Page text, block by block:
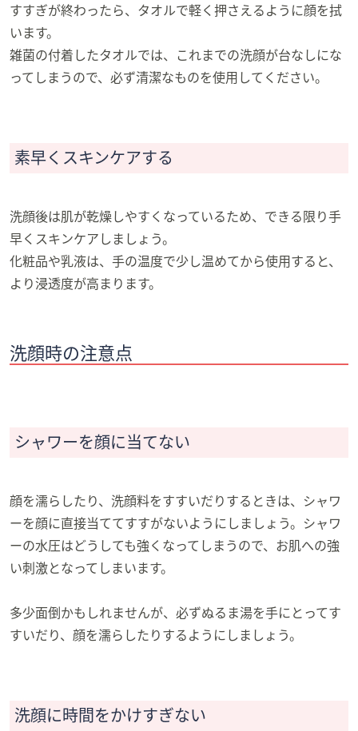
すすぎが終わったら、タオルで軽く押さえるように顔を拭
います。
雑菌の付着したタオルでは、これまでの洗顔が台なしにな
ってしまうので、必ず清潔なものを使用してください。
素早くスキンケアする
洗顔後は肌が乾燥しやすくなっているため、できる限り手
早くスキンケアしましょう。
化粧品や乳液は、手の温度で少し温めてから使用すると、
より浸透度が高まります。
洗顔時の注意点
シャワーを顔に当てない
顔を濡らしたり、洗顔料をすすいだりするときは、シャワ
ーを顔に直接当ててすすがないようにしましょう。シャワ
ーの水圧はどうしても強くなってしまうので、お肌への強
い刺激となってしまいます。
多少面倒かもしれませんが、必ずぬるま湯を手にとってす
すいだり、顔を濡らしたりするようにしましょう。
洗顔に時間をかけすぎない